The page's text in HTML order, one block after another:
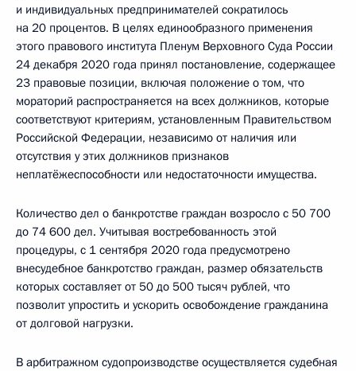
и индивидуальных предпринимателей сократилось
на 20 процентов. В целях единообразного применения
этого правового института Пленум Верховного Суда России
24 декабря 2020 года принял постановление, содержащее
23 правовые позиции, включая положение о том, что
мораторий распространяется на всех должников, которые
соответствуют критериям, установленным Правительством
Российской Федерации, независимо от наличия или
отсутствия у этих должников признаков
неплатёжеспособности или недостаточности имущества.
Количество дел о банкротстве граждан возросло с 50 700
до 74 600 дел. Учитывая востребованность этой
процедуры, с 1 сентября 2020 года предусмотрено
внесудебное банкротство граждан, размер обязательств
которых составляет от 50 до 500 тысяч рублей, что
позволит упростить и ускорить освобождение гражданина
от долговой нагрузки.
В арбитражном судопроизводстве осуществляется судебная